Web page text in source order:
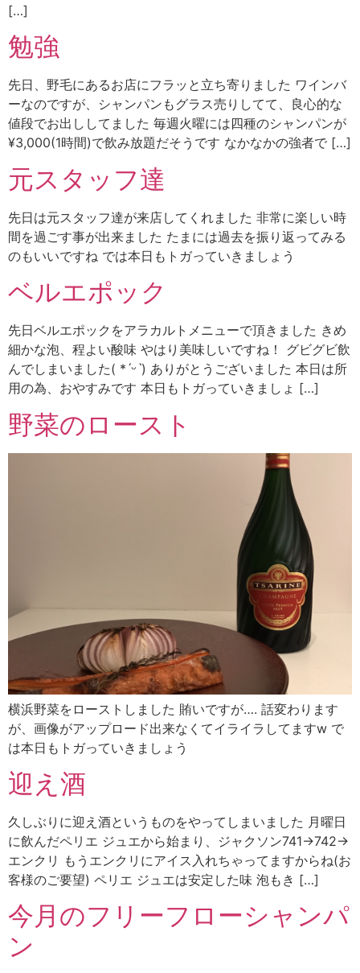
[…]
勉強
先日、野毛にあるお店にフラッと立ち寄りました ワインバ
ーなのですが、シャンパンもグラス売りしてて、良心的な
値段でお出ししてました 毎週火曜には四種のシャンパンが
¥3,000(1時間)で飲み放題だそうです なかなかの強者で […]
元スタッフ達
先日は元スタッフ達が来店してくれました 非常に楽しい時
間を過ごす事が出来ました たまには過去を振り返ってみる
のもいいですね では本日もトガっていきましょう
ベルエポック
先日ベルエポックをアラカルトメニューで頂きました きめ
細かな泡、程よい酸味 やはり美味しいですね！ グビグビ飲
んでしまいました( *ˊᵕˋ) ありがとうございました 本日は所
用の為、おやすみです 本日もトガっていきましょ […]
野菜のロースト
横浜野菜をローストしました 賄いですが…. 話変わります
が、画像がアップロード出来なくてイライラしてますw で
は本日もトガっていきましょう
迎え酒
久しぶりに迎え酒というものをやってしまいました 月曜日
に飲んだペリエ ジュエから始まり、ジャクソン741→742→
エンクリ もうエンクリにアイス入れちゃってますからね(お
客様のご要望) ペリエ ジュエは安定した味 泡もき […]
今月のフリーフローシャンパ
ン